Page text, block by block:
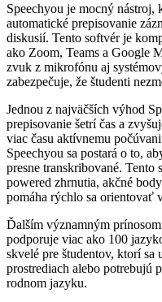
Speechyou je mocný
automatické prepisovanie
diskusií. Tento softvér je
ako Zoom, Teams a Google
zvuk z mikrofónu aj
zabezpečuje, že študenti
Jednou z najväčších výhod
prepisovanie šetrí čas a
viac času aktívnemu
Speechyou sa postará o to,
presne transkribované.
powered zhrnutia, akčné
pomáha rýchlo sa orientovať
Ďalším významným
podporuje viac ako 100
skvelé pre študentov, ktorí
prostrediach alebo potrebujú
rodnom jazyku.